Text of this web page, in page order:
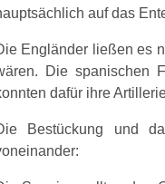
auf das
Engländer ließen es
Die spanischen
dafür ihre
Bestückung und